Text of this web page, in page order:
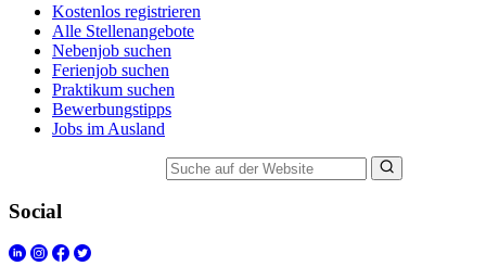
Kostenlos registrieren
Alle Stellenangebote
Nebenjob suchen
Ferienjob suchen
Praktikum suchen
Bewerbungstipps
Jobs im Ausland
Social